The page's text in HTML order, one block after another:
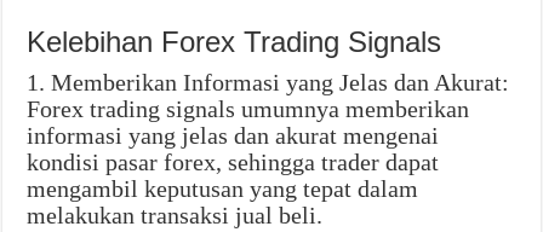
Kelebihan Forex Trading Signals
1. Memberikan Informasi yang Jelas dan Akurat:
Forex trading signals umumnya memberikan
informasi yang jelas dan akurat mengenai
kondisi pasar forex, sehingga trader dapat
mengambil keputusan yang tepat dalam
melakukan transaksi jual beli.